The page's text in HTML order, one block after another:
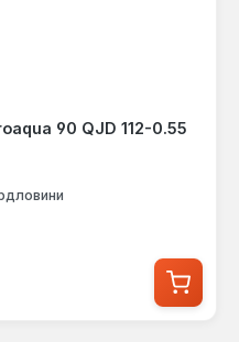
90 QJD 112-0.55